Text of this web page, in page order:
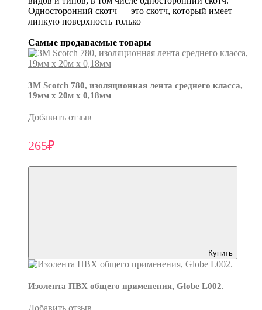
Односторонний скотч — это скотч, который имеет
липкую поверхность только
Самые продаваемые товары
3М Scotch 780, изоляционная лента среднего класса,
19мм х 20м х 0,18мм
Добавить отзыв
265₽
Купить
Изолента ПВХ общего применения, Globe L002.
Добавить отзыв